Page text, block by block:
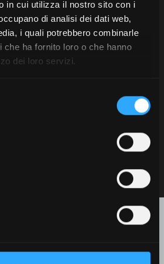
in cui utilizza il nostro sito con i
di analisi dei dati web,
i quali potrebbero combinarle
che ha fornito loro o che hanno
dei loro servizi.
trattori
le
ogni
anche la
ha costruito il tuo